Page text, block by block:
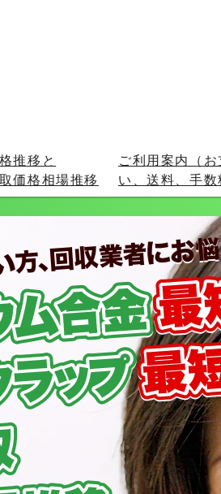
推移と
価格相場推移
ご利用案内（お
い、送料、手数